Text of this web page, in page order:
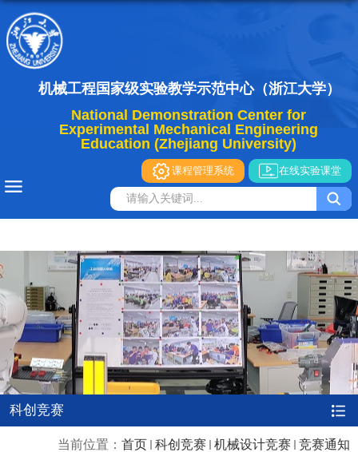
机械工程国家级实验教学示范中心（浙江大学）
National Demonstration Center for
Experimental Mechanical Engineering
Education (Zhejiang University)
课程管理系统 在线实验课堂
科创竞赛
当前位置： 首页 科创竞赛 机械设计竞赛 竞赛通知